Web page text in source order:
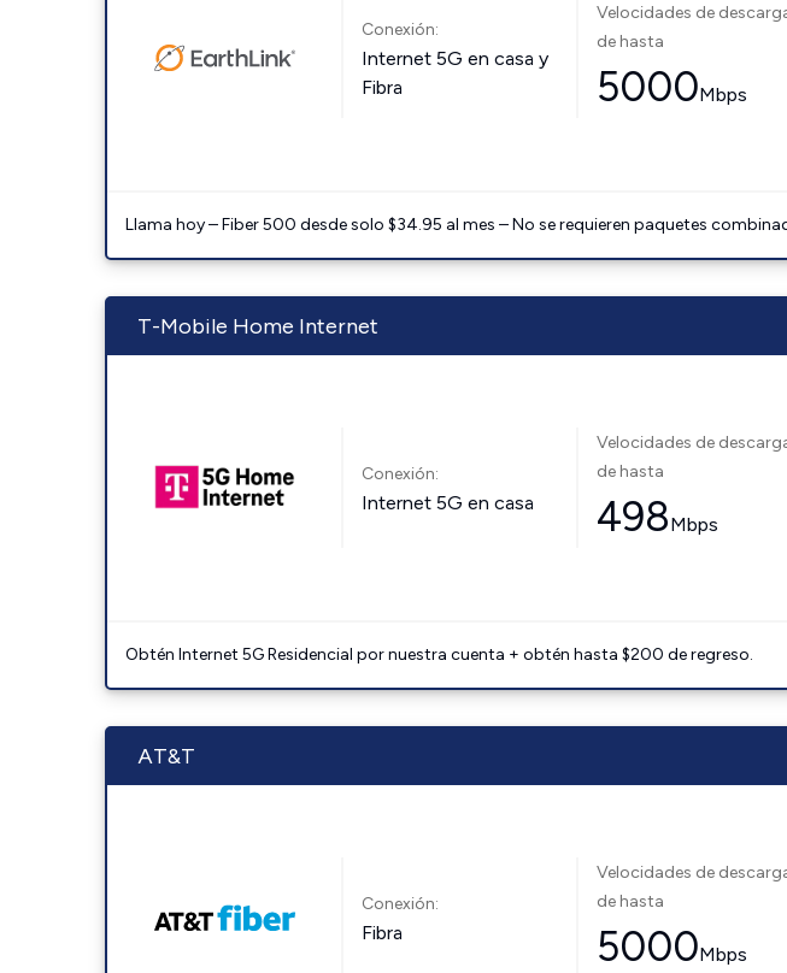
Conexión:
Internet 5G en casa y
Fibra
Velocidades de
de hasta
5000Mbps
Llama hoy – Fiber 500 desde solo $34.95 al mes – No se requieren paquetes
T-Mobile Home Internet
Conexión:
Internet 5G en casa
Velocidades de
de hasta
498Mbps
Obtén Internet 5G Residencial por nuestra cuenta + obtén hasta $200 de regreso.
AT&T
Conexión:
Fibra
Velocidades de
de hasta
5000Mbps